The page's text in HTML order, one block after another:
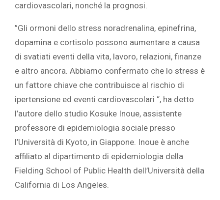
cardiovascolari, nonché la prognosi.‎
‎”Gli ormoni dello stress noradrenalina, epinefrina,
dopamina e cortisolo possono aumentare a causa
di svatiati eventi della vita, lavoro, relazioni, finanze
e altro ancora. Abbiamo confermato che lo stress è
un fattore chiave che contribuisce al rischio di
ipertensione ed eventi cardiovascolari “, ha detto
l’autore dello studio Kosuke Inoue, assistente
professore di epidemiologia sociale presso
l’Università di Kyoto, in Giappone. Inoue è anche
affiliato al dipartimento di epidemiologia della
Fielding School of Public Health dell’Università della
California di Los Angeles.‎